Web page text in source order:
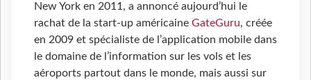
New York en 2011, a annoncé aujourd’hui le
rachat de la start-up américaine GateGuru, créée
en 2009 et spécialiste de l’application mobile dans
le domaine de l’information sur les vols et les
aéroports partout dans le monde, mais aussi sur